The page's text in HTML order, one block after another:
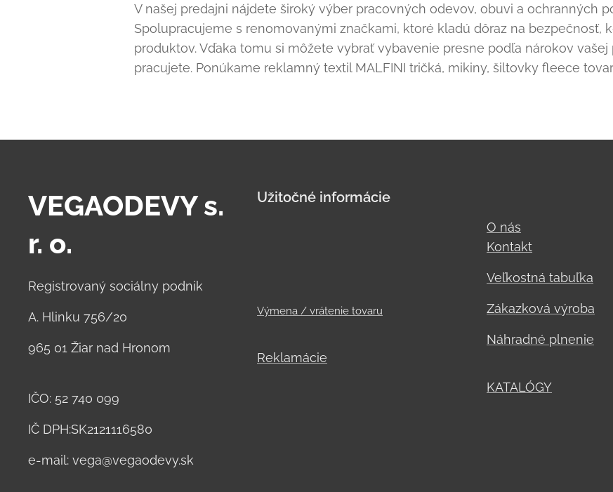
V našej predajni nájdete široký výber pracovných odevov, obuvi a ochranných
Spolupracujeme s renomovanými značkami, ktoré kladú dôraz na bezpečnosť,
produktov. Vďaka tomu si môžete vybrať vybavenie presne podľa nárokov
pracujete. Ponúkame reklamný textil MALFINI tričká, mikiny, šiltovky fleece
VEGAODEVY s.
r. o.
Registrovaný sociálny podnik
A. Hlinku 756/20
965 01 Žiar nad Hronom
IČO: 52 740 099
IČ DPH:SK2121116580
e-mail: vega@vegaodevy.sk
Užitočné informácie
Výmena / vrátenie tovaru
Reklamácie
O nás
Kontakt
Veľkostná tabuľka
Zákazková výroba
Náhradné plnenie
KATALÓGY